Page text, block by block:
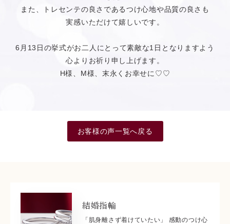
また、トレセンテの良さであるつけ心地や品質の良さも
実感いただけて嬉しいです。
6月13日の挙式がお二人にとって素敵な1日となりますよう
心よりお祈り申し上げます。
H様、M様、末永くお幸せに♡♡
お客様の声一覧へ戻る
結婚指輪
「肌身離さず着けていたい」 感動のつけ心